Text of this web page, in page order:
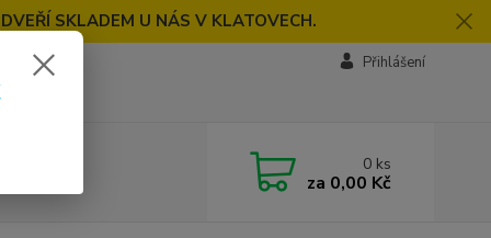
SKLADEM U NÁS V KLATOVECH.
Přihlášení
0 ks
za 0,00 Kč